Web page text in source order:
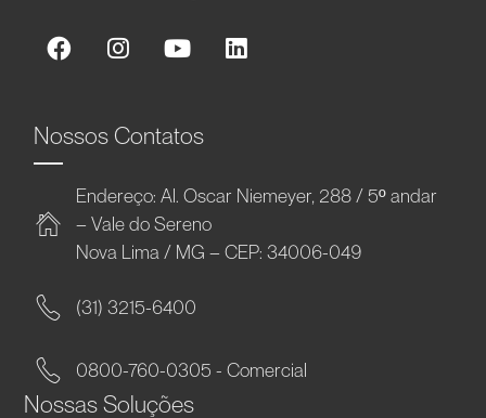
Nossos Contatos
Endereço: Al. Oscar Niemeyer, 288 / 5º andar
– Vale do Sereno
Nova Lima / MG – CEP: 34006-049
(31) 3215-6400
0800-760-0305 - Comercial
Nossas Soluções